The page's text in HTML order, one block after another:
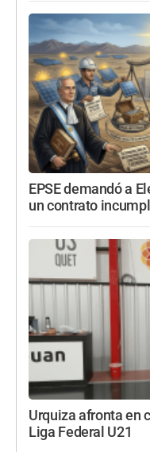
EPSE demandó a
un contrato
Urquiza afronta en
Liga Federal U21